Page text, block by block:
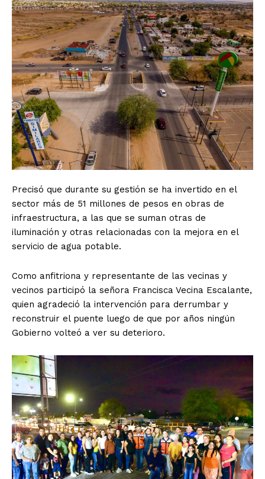
Precisó que durante su gestión se ha invertido en el
sector más de 51 millones de pesos en obras de
infraestructura, a las que se suman otras de
iluminación y otras relacionadas con la mejora en el
servicio de agua potable.
Como anfitriona y representante de las vecinas y
vecinos participó la señora Francisca Vecina Escalante,
quien agradeció la intervención para derrumbar y
reconstruir el puente luego de que por años ningún
Gobierno volteó a ver su deterioro.